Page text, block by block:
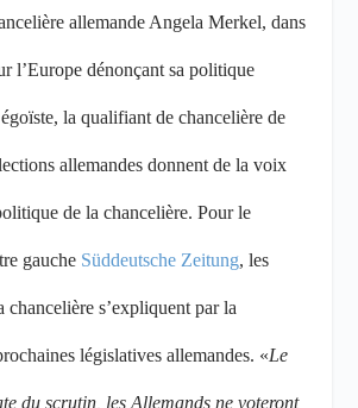
allemande Angela Merkel, dans
l’Europe dénonçant sa politique
la qualifiant de chancelière de
allemandes donnent de la voix
de la chancelière. Pour le
gauche Süddeutsche Zeitung, les
chancelière s’expliquent par la
législatives allemandes. «Le
du scrutin, les Allemands ne voteront